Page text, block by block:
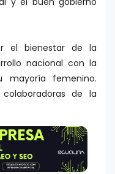
el bienestar de la
nacional con la
mayoría femenino.
de la